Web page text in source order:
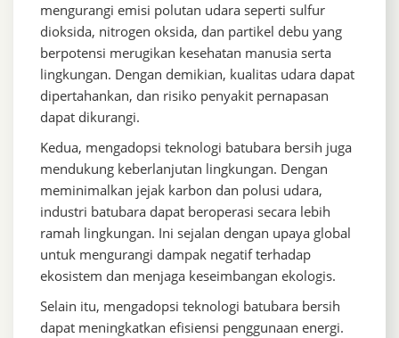
mengurangi emisi polutan udara seperti sulfur
dioksida, nitrogen oksida, dan partikel debu yang
berpotensi merugikan kesehatan manusia serta
lingkungan. Dengan demikian, kualitas udara dapat
dipertahankan, dan risiko penyakit pernapasan
dapat dikurangi.
Kedua, mengadopsi teknologi batubara bersih juga
mendukung keberlanjutan lingkungan. Dengan
meminimalkan jejak karbon dan polusi udara,
industri batubara dapat beroperasi secara lebih
ramah lingkungan. Ini sejalan dengan upaya global
untuk mengurangi dampak negatif terhadap
ekosistem dan menjaga keseimbangan ekologis.
Selain itu, mengadopsi teknologi batubara bersih
dapat meningkatkan efisiensi penggunaan energi.